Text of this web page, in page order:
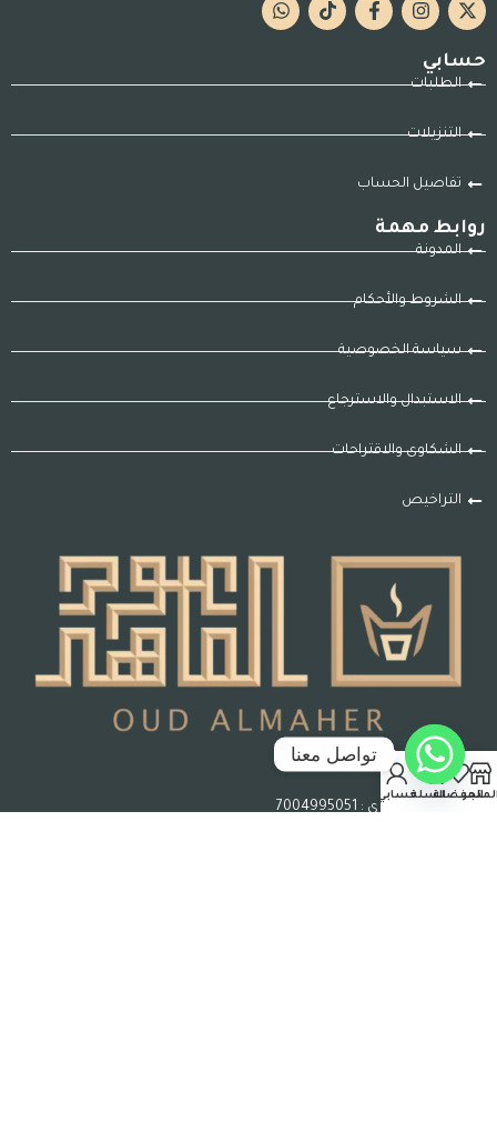
حسابي
الطلبات
التنزيلات
تفاصيل الحساب
روابط مهمة
المدونة
الشروط والأحكام
سياسة الخصوصية
الاستبدال والاسترجاع
الشكاوى والاقتراحات
التراخيص
جدة – المملكة العربية السعودية
رقم السجل التجاري : 7004995051
المفضلةالسلةحسابي
تواصل معنا